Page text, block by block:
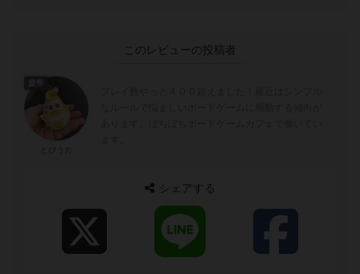
このレビューの投稿者
皇帝
シェアする